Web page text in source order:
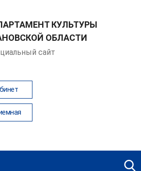
КУЛЬТУРЫ
ОБЛАСТИ
сайт